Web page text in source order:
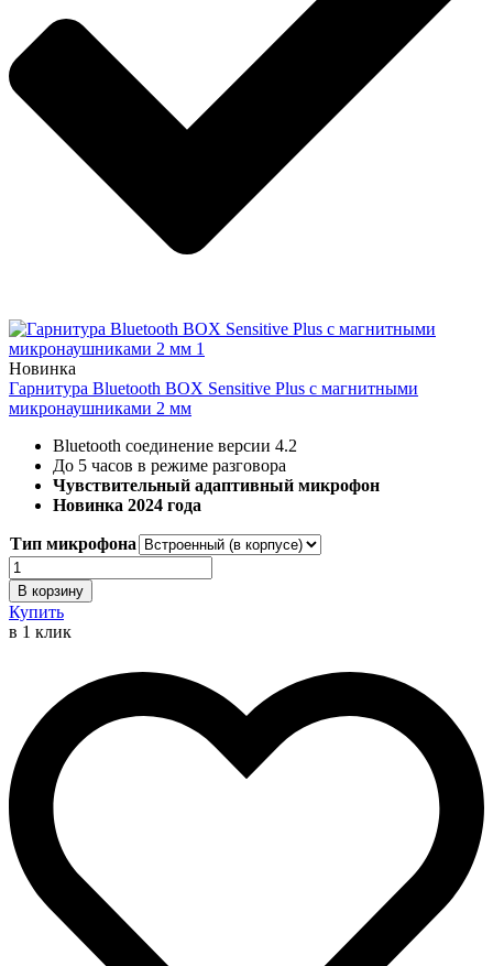
Новинка
Гарнитура Bluetooth BOX Sensitive Plus с магнитными
микронаушниками 2 мм
Bluetooth соединение версии 4.2
До 5 часов в режиме разговора
Чувствительный адаптивный микрофон
Новинка 2024 года
Тип микрофона
Количество
Гарнитура
Bluetooth
BOX
Sensitive
магнитными
микронаушниками
мм
В корзину
Купить
в 1 клик